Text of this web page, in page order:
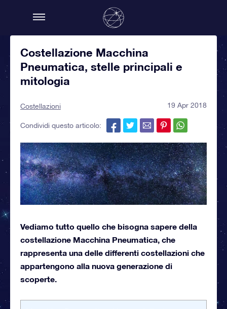
Costellazione Macchina
Pneumatica, stelle principali e
mitologia
Costellazioni 19 Apr 2018
Condividi questo articolo:
Vediamo tutto quello che bisogna sapere della
costellazione Macchina Pneumatica, che
rappresenta una delle differenti costellazioni che
appartengono alla nuova generazione di
scoperte.